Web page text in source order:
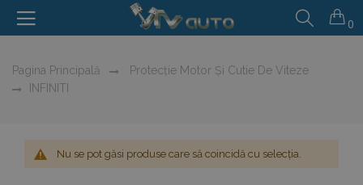
0
Pagina Principală
Protecție Motor Și Cutie De Viteze
INFINITI
Nu se pot găsi produse care să coincidă cu selecția.